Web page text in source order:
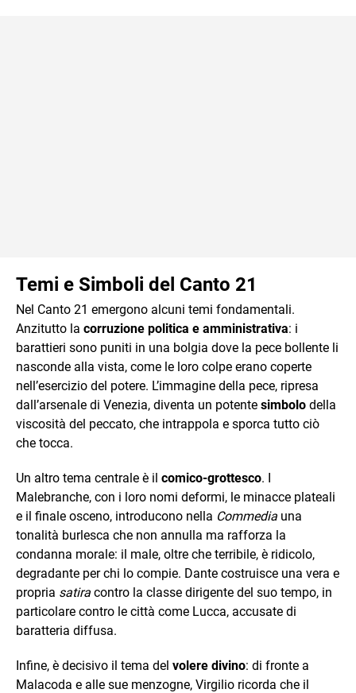
Temi e Simboli del Canto 21
Nel Canto 21 emergono alcuni temi fondamentali.
Anzitutto la corruzione politica e amministrativa: i
barattieri sono puniti in una bolgia dove la pece bollente li
nasconde alla vista, come le loro colpe erano coperte
nell’esercizio del potere. L’immagine della pece, ripresa
dall’arsenale di Venezia, diventa un potente simbolo della
viscosità del peccato, che intrappola e sporca tutto ciò
che tocca.
Un altro tema centrale è il comico-grottesco. I
Malebranche, con i loro nomi deformi, le minacce plateali
e il finale osceno, introducono nella Commedia una
tonalità burlesca che non annulla ma rafforza la
condanna morale: il male, oltre che terribile, è ridicolo,
degradante per chi lo compie. Dante costruisce una vera e
propria satira contro la classe dirigente del suo tempo, in
particolare contro le città come Lucca, accusate di
baratteria diffusa.
Infine, è decisivo il tema del volere divino: di fronte a
Malacoda e alle sue menzogne, Virgilio ricorda che il